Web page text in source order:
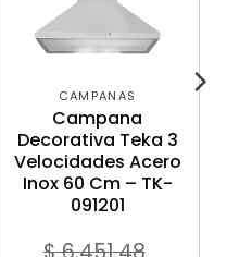
CAMPANAS
Campana
Decorativa Teka 3
Velocidades Acero
Inox 60 Cm – TK-
091201